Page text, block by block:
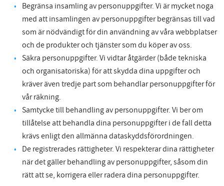
Begränsa insamling av personuppgifter. Vi är mycket noga
med att insamlingen av personuppgifter begränsas till vad
som är nödvändigt för din användning av våra webbplatser
och de produkter och tjänster som du köper av oss.
Säkra personuppgifter. Vi vidtar åtgärder (både tekniska
och organisatoriska) för att skydda dina uppgifter och
kräver även tredje part som behandlar personuppgifter för
vår räkning.
Samtycke till behandling av personuppgifter. Vi ber om
tillåtelse att behandla dina personuppgifter i de fall detta
krävs enligt den allmänna dataskyddsförordningen.
De registrerades rättigheter. Vi respekterar dina rättigheter
när det gäller behandling av personuppgifter, såsom din
rätt att se, korrigera eller radera dina personuppgifter.